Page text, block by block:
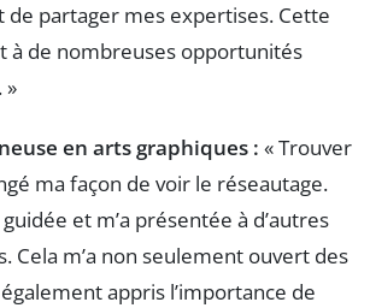
de partager mes expertises. Cette
à de nombreuses opportunités
»
en arts graphiques : « Trouver
ma façon de voir le réseautage.
et m’a présentée à d’autres
Cela m’a non seulement ouvert des
appris l’importance de